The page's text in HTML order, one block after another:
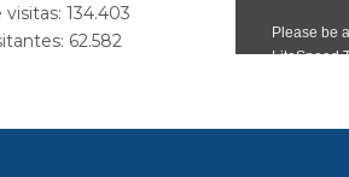
visitas: 134.403
62.582